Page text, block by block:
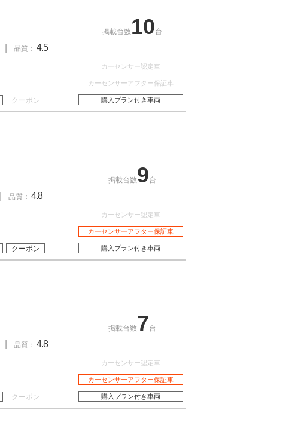
品質： 4.5
クーポン
掲載台数 10台
カーセンサー認定車
カーセンサーアフター保証車
購入プラン付き車両
品質： 4.8
クーポン
掲載台数9台
カーセンサー認定車
カーセンサーアフター保証車
購入プラン付き車両
品質： 4.8
クーポン
掲載台数7台
カーセンサー認定車
カーセンサーアフター保証車
購入プラン付き車両